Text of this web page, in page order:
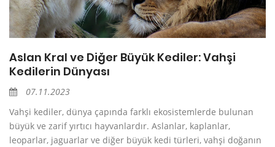
Aslan Kral ve Diğer Büyük Kediler: Vahşi
Kedilerin Dünyası
07.11.2023
Vahşi kediler, dünya çapında farklı ekosistemlerde bulunan
büyük ve zarif yırtıcı hayvanlardır. Aslanlar, kaplanlar,
leoparlar, jaguarlar ve diğer büyük kedi türleri, vahşi doğanın